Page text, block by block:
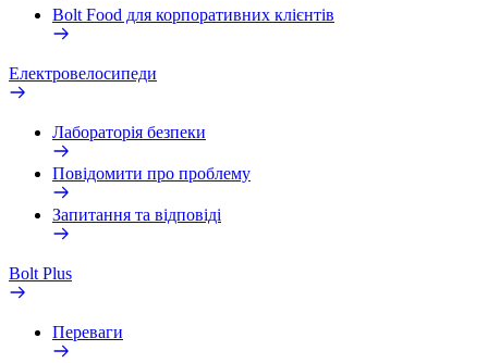
Bolt Food для корпоративних клієнтів
Електровелосипеди
Лабораторія безпеки
Повідомити про проблему
Запитання та відповіді
Bolt Plus
Переваги